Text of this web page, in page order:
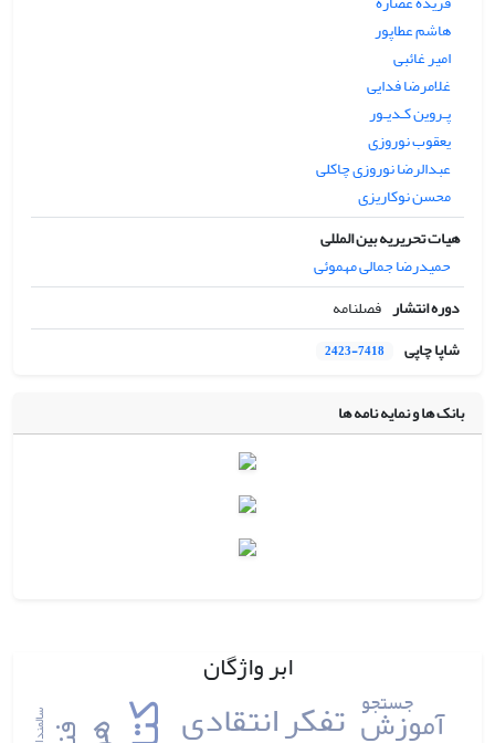
هاشم عطاپور
امیر غائبی
غلامرضا فدایی
پـروین کـدیـور
یعقوب نوروزی
عبدالرضا نوروزی چاکلی
محسن نوکاریزی
هیات تحریریه بین المللی
حمیدرضا جمالی مهموئی
دوره انتشار فصلنامه
شاپا چاپی
2423-7418
بانک ها و نمایه نامه ها
ابر واژگان
تفکر انتقادی آموزش
جستجو
سالمندان